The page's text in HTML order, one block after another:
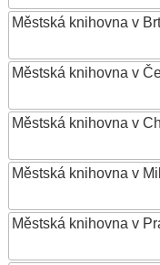
Městská knihovna v
Městská knihovna v
Městská knihovna v
Městská knihovna v
Městská knihovna v